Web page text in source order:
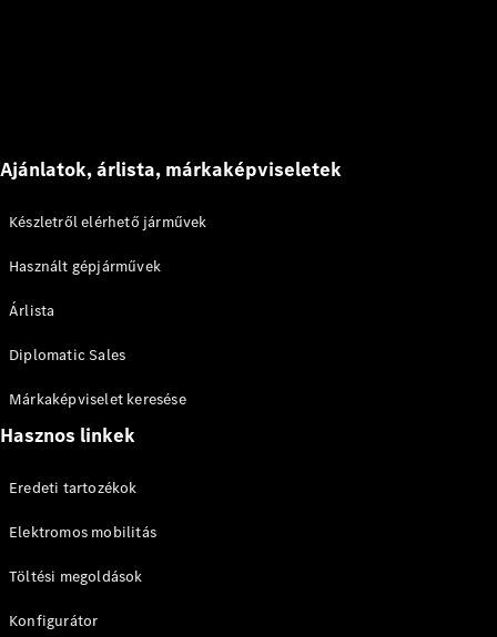
Ajánlatok, árlista, márkaképviseletek
Készletről elérhető járművek
Használt gépjárművek
Árlista
Diplomatic Sales
Márkaképviselet keresése
Hasznos linkek
Eredeti tartozékok
Elektromos mobilitás
Töltési megoldások
Konfigurátor